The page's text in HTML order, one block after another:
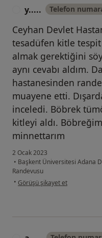
y..... Telefon
Ceyhan Devlet
tesadüfen kitle tespit
almak gerektiğini
aynı cevabı aldım.
hastanesinden
muayene etti.
inceledi. Böbrek
kitleyi aldı.
minnettarım
2 Ocak 2023
• Başkent Üniversitesi Adana
Randevusu
• kullanıcının görüşüne göre y.....
Görüşü şikayet et